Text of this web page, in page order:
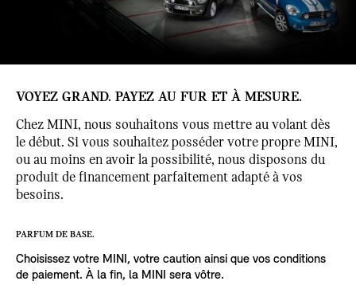
VOYEZ GRAND. PAYEZ AU FUR ET À MESURE.
Chez MINI, nous souhaitons vous mettre au volant dès
le début. Si vous souhaitez posséder votre propre MINI,
ou au moins en avoir la possibilité, nous disposons du
produit de financement parfaitement adapté à vos
besoins.
PARFUM DE BASE.
Choisissez votre MINI, votre caution ainsi que vos conditions
de paiement. À la fin, la MINI sera vôtre.